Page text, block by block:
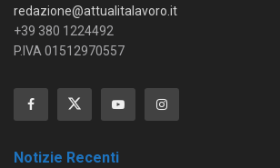
redazione@attualitalavoro.it
+39 380 1224492
P.IVA 01512970557
Notizie Recenti